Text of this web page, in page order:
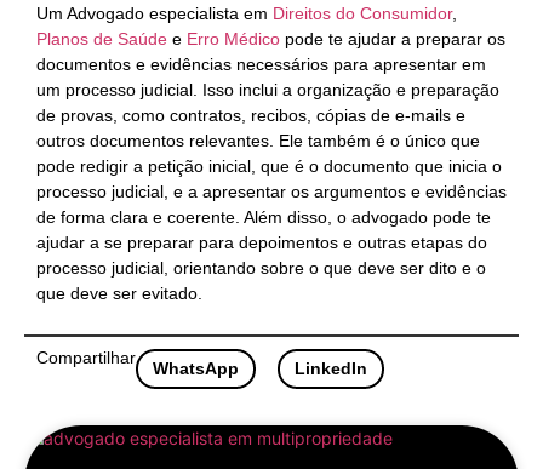
Um Advogado especialista em Direitos do Consumidor,
Planos de Saúde e Erro Médico pode te ajudar a preparar os
documentos e evidências necessários para apresentar em
um processo judicial. Isso inclui a organização e preparação
de provas, como contratos, recibos, cópias de e-mails e
outros documentos relevantes. Ele também é o único que
pode redigir a petição inicial, que é o documento que inicia o
processo judicial, e a apresentar os argumentos e evidências
de forma clara e coerente. Além disso, o advogado pode te
ajudar a se preparar para depoimentos e outras etapas do
processo judicial, orientando sobre o que deve ser dito e o
que deve ser evitado.
Compartilhar
WhatsApp LinkedIn